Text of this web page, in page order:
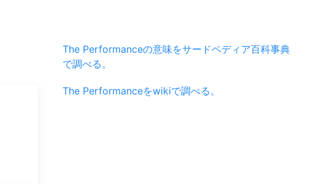
The Performanceの意味をサードペディア百科事典
で調べる。
The Performanceをwikiで調べる。